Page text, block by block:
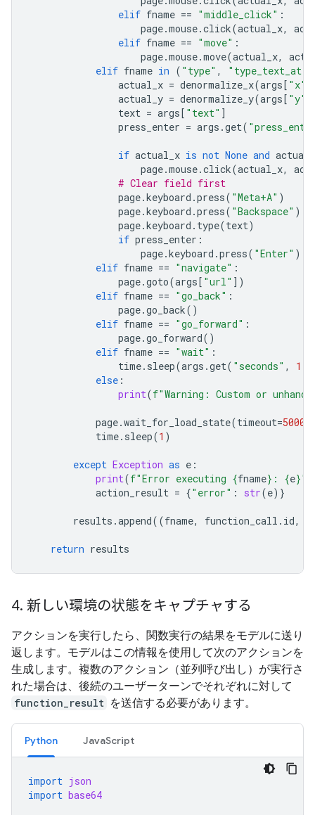
elif fname == "middle_click" :
page.mouse.click(actual_x,
elif fname == "move" :
page.mouse.move(actual_x,
elif fname in ( "type" , "type_text_at"
actual_x = denormalize_x(args[ "x"
actual_y = denormalize_y(args[ "y"
text = args[ "text" ]
press_enter = args .get(
if actual_x is not None and
page.mouse.click(actual_x,
# Clear field first
page.keyboard .press( "Meta+A" )
page.keyboard .press( "Backspace" )
page.keyboard . type(text)
if press_enter :
page.keyboard .press( "Enter" )
elif fname == "navigate" :
page.goto(args[ "url" ])
elif fname == "go_back" :
page.go_back()
elif fname == "go_forward" :
page.go_forward()
elif fname == "wait" :
time. sleep(args .get( "seconds" , 1
else :
print(f"Warning: Custom or
page.wait_for_load_state(timeout=5000
time. sleep(1 )
except Exception as e :
print(f"Error executing {fname} : {e}"
action_result = {"error" : str(e)}
results .append((fname, function_call . id,
return results
4. 新しい環境の状態をキャプチャする
アクションを実行したら、関数実行の結果をモデルに送り
返します。モデルはこの情報を使用して次のアクションを
生成します。複数のアクション（並列呼び出し）が実行さ
れた場合は、後続のユーザーターンでそれぞれに対して
function_result を送信する必要があります。
Python JavaScript
import json
import base64